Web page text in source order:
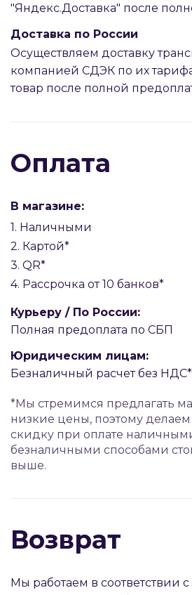
"Яндекс.Доставка" после
Доставка по России
Осуществляем доставку
компанией СДЭК по их
товар после полной
Оплата
В магазине:
1. Наличными
2. Картой*
3. QR*
4. Рассрочка от 10 банков*
Курьеру / По России:
Полная предоплата по СБП
Юридическим лицам:
Безналичный расчет без НДС*
*Мы стремимся предлагать
низкие цены, поэтому
скидку при оплате
безналичными способами
выше.
Возврат
Мы работаем в соответствии